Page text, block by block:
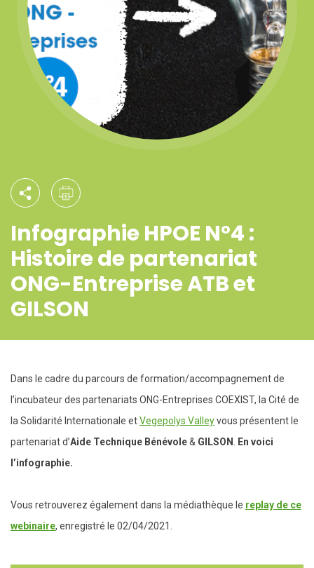
Infographie HPOE N°4 :
Histoire de partenariat
ONG-Entreprise ATB et
GILSON
Dans le cadre du parcours de formation/accompagnement de
l’incubateur des partenariats ONG-Entreprises COEXIST, la Cité de
la Solidarité Internationale etVegepolys Valleyvous présentent le
partenariat d’Aide Technique Bénévole& GILSON
En voici
l’infographie.
Vous retrouverez également dans la médiathèque le replay de ce
webinaire, enregistré le 02/04/2021.